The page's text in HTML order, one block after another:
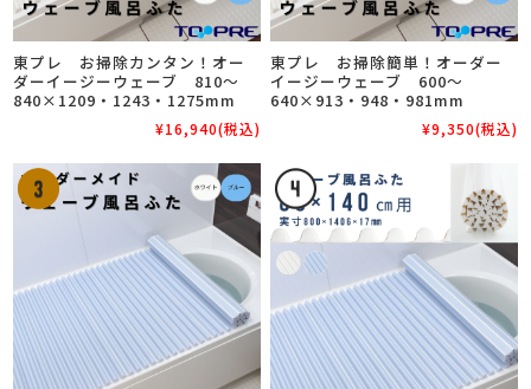
東プレ お掃除カンタン！オー
ダーイージーウェーブ 810～
840×1209・1243・1275mm
¥16,940(税込)
東プレ お掃除簡単！オーダー
イージーウェーブ 600～
640×913・948・981mm
¥9,350(税込)